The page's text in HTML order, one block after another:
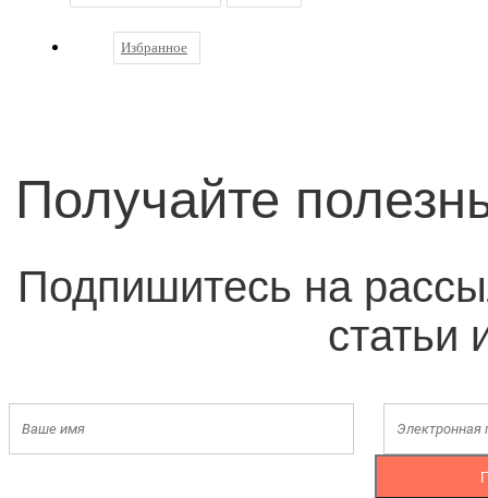
Избранное
Получайте
Подпишитесь на
статьи